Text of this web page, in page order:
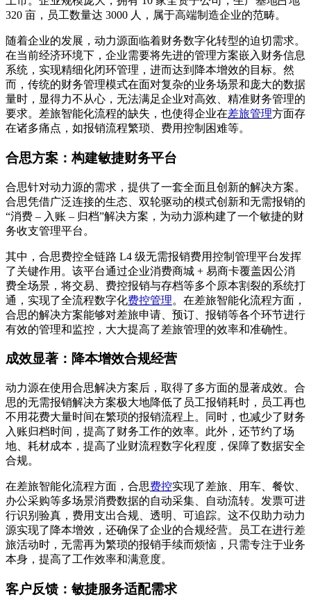
320 亩，员工数量达 3000 人，属于高端制造企业的范畴。
随着企业的发展，动力源面临着财务数字化转型的迫切需求。
在当前经济环境下，企业需要将先进的管理方案嵌入财务信息
系统，实现精细化闭环管理，进而达到降本增效的目标。然
而，传统的财务管理模式在面对复杂的业务场景和庞大的数据
量时，显得力不从心，无法满足企业对高效、精准财务管理的
要求。差旅智能化流程的缺失，也使得企业在差旅管理方面存
在诸多痛点，如报销流程繁琐、费用控制困难等。
合思方案：构建敏捷财务平台
合思针对动力源的需求，提供了一套全面且创新的解决方案。
合思凭借广泛连接的生态、双轮驱动的模式创新和无需报销的
“消费 – 入账 – 归档”解决方案，为动力源构建了一个敏捷的财
务收支管理平台。
其中，合思费控全链路 L4 级无需报销费用控制管理平台发挥
了关键作用。该平台通过企业消费商城 + 易商卡覆盖因公消
费全场景，将交易、费控报销与存档等多个原本割裂的系统打
通，实现了全流程数字化费控管理。在差旅智能化流程方面，
合思的解决方案能够对差旅申请、预订、报销等各个环节进行
有效的管理和监控，大大提高了差旅管理的效率和准确性。
成效显著：降本增效合规经营
动力源在使用合思解决方案后，取得了多方面的显著成效。合
思的无需报销解决方案极大地降低了员工报销耗时，员工再也
不用花费大量时间在繁琐的报销流程上。同时，也减少了财务
入账归档时间，提高了财务工作的效率。此外，还节约了场
地、耗材成本，提高了业财流程数字化程度，保障了数据安全
合规。
在差旅智能化流程方面，合思费控实现了差旅、用车、餐饮、
办公采购等多场景消费数据的自动采集、自动流转。发票可进
行识别验真，费用支出合规、透明、可追踪。这不仅助力动力
源实现了降本增效，还确保了企业的合规经营。员工在进行差
旅活动时，无需再为繁琐的报销手续而烦恼，只需专注于业务
本身，提高了工作效率和满意度。
客户反馈：敏捷服务适配需求